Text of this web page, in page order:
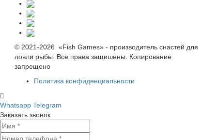
© 2021-2026 «Fish Games» - производитель снастей для
ловли рыбы. Все права защишены. Копирование
запрещено
Политика конфиденциальности
Whatsapp Telegram
Заказать звонок